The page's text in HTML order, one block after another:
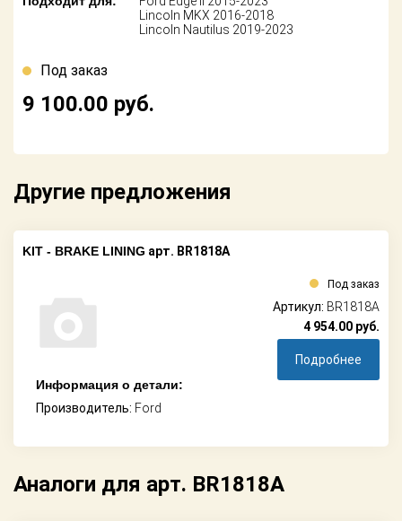
Поставщикам
сотрудничество
Акции
Как оформить
заказ
Lincoln MKX 2016-2018
Lincoln Nautilus 2019-2023
Под заказ
9 100.00 руб.
Другие предложения
KIT - BRAKE LINING арт. BR1818A
Информация о детали:
Производитель: Ford
Под заказ
Артикул: BR1818A
4 954.00 руб.
Подробнее
Аналоги для арт. BR1818A